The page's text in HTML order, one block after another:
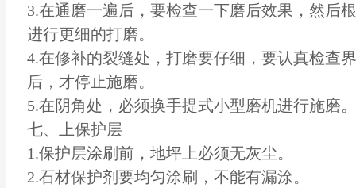
3.在通磨一遍后，要检查一下磨后效果，然后
进行更细的打磨。
4.在修补的裂缝处，打磨要仔细，要认真检查
后，才停止施磨。
5.在阴角处，必须换手提式小型磨机进行施磨。
七、上保护层
1.保护层涂刷前，地坪上必须无灰尘。
2.石材保护剂要均匀涂刷，不能有漏涂。